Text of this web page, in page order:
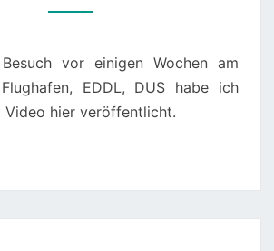
vor einigen Wochen am
EDDL, DUS habe ich
Video hier veröffentlicht.